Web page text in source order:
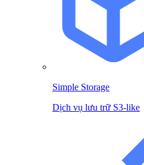
Simple Storage
Dịch vụ lưu trữ S3-like